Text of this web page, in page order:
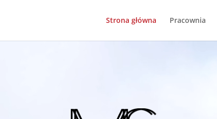
Strona główna Pracownia